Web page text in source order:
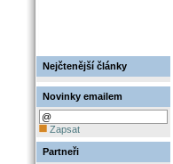
Nejčtenější články
Novinky emailem
Zapsat
Partneři